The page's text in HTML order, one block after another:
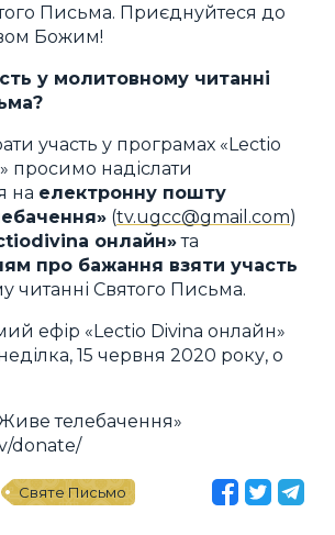
Письма. Приєднуйтеся до
Божим!
у молитовному читанні
участь у програмах «Lectio
просимо надіслати
на електронну пошту
(tv.ugcc@gmail.com)
онлайн»та
про бажання взяти участь
читанні Святого Письма.
ефір «Lectio Divina онлайн»
15 червня 2020 року, о
телебачення»
donate/
Святе Письмо